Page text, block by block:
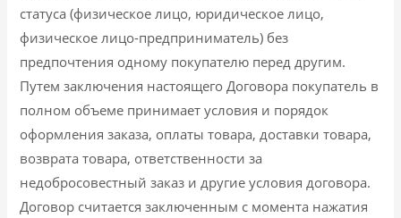
статуса (физическое лицо, юридическое лицо,
физическое лицо-предприниматель) без
предпочтения одному покупателю перед другим.
Путем заключения настоящего Договора покупатель в
полном объеме принимает условия и порядок
оформления заказа, оплаты товара, доставки товара,
возврата товара, ответственности за
недобросовестный заказ и другие условия договора.
Договор считается заключенным с момента нажатия